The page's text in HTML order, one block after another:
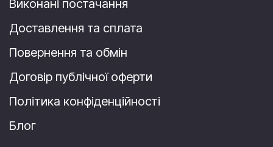
Виконані постачання
Доставлення та сплата
Повернення та обмін
Договір публічної оферти
Політика конфіденційності
Блог